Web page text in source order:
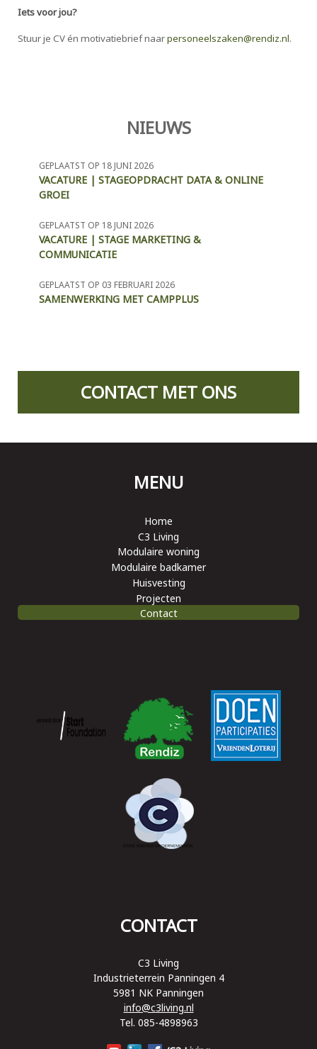
Iets voor jou?
Stuur je CV én motivatiebrief naarpersoneelszaken@rendiz.nl.
NIEUWS
GEPLAATST OP 18 JUNI 2026
VACATURE | STAGEOPDRACHT DATA & ONLINE
GROEI
GEPLAATST OP 18 JUNI 2026
VACATURE | STAGE MARKETING &
COMMUNICATIE
GEPLAATST OP 03 FEBRUARI 2026
SAMENWERKING MET CAMPPLUS
CONTACT MET ONS
MENU
Home
C3 Living
Modulaire woning
Modulaire badkamer
Huisvesting
Projecten
Contact
CONTACT
C3 Living
Industrieterrein Panningen 4
5981 NK Panningen
info@c3living.nl
Tel. 085-4898963